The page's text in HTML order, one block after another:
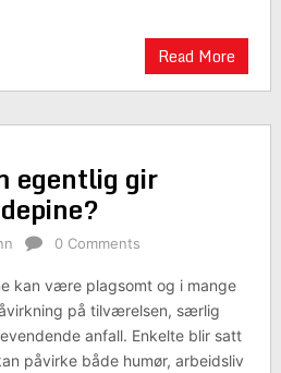
Read More
egentlig gir
0 Comments
kan være plagsomt og i mange
på tilværelsen, særlig
anfall. Enkelte blir satt
påvirke både humør, arbeidsliv